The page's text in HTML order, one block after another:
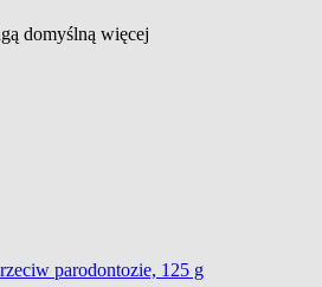
domyślną więcej
parodontozie, 125 g